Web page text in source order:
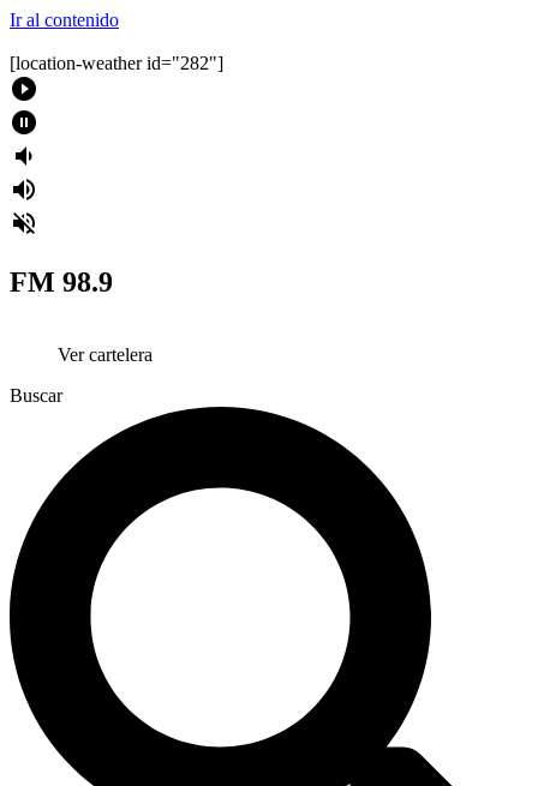
Ir al contenido
[location-weather id="282"]
play_circle_filled
pause_circle_filled
volume_down
volume_up
volume_off
FM 98.9
Ver cartelera
Buscar